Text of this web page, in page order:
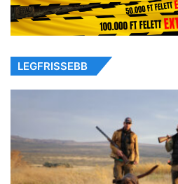
LEGFRISSEBB